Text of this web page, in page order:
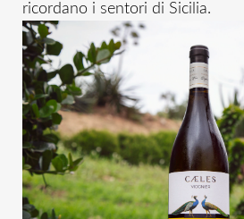
ricordano i sentori di Sicilia.